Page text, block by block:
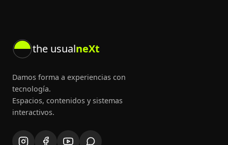
the usualneXt
Damos forma a experiencias con
tecnología.
Espacios, contenidos y sistemas
interactivos.